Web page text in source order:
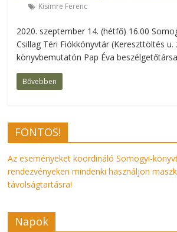
Kisimre Ferenc
2020. szeptember 14. (hétfő) 16.00
Csillag Téri Fiókkönyvtár (Kereszttöltés
könyvbemutatón Pap Éva
Bővebben
FONTOS!
Az eseményeket koordináló Somogyi-
rendezvényeken mindenki használjon
távolságtartásra!
Napok